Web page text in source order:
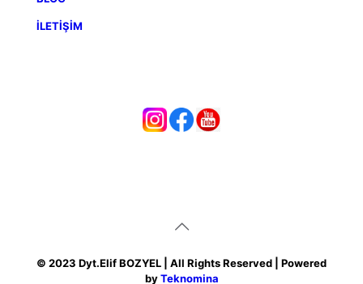
İLETİŞİM
© 2023 Dyt.Elif BOZYEL | All Rights Reserved | Powered
byTeknomina